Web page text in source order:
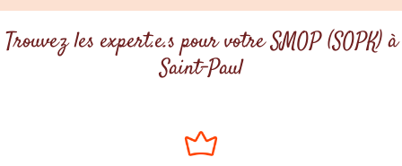
Trouvez les expert.e.s pour votre SMOP (SOPK) à
Saint-Paul